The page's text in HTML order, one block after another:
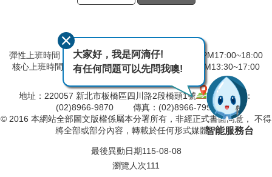
彈性上班時間：AM8:00~09:00 彈性下班時間：PM17:00~18:00
核心上班時間：星期一 ~ 星期五 AM08:30~12:30 PM13:30~17:00
地址：220057 新北市板橋區四川路2段橋頭1號
電話：
(02)8966-9870 傳真：(02)8966-7996
© 2016 本網站全部圖文版權係屬本分署所有，非經正式書面同意， 不得
將全部或部分內容，轉載於任何形式媒體。
最後異動日期115-08-08
瀏覽人次111
大家好，我是阿滴仔!
有任何問題可以先問我噢!
智能服務台